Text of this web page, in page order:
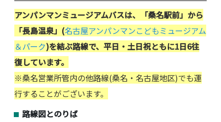
アンパンマンミュージアムバスは、「桑名駅前」から
「長島温泉」(名古屋アンパンマンこどもミュージアム
＆パーク)を結ぶ路線で、平日・土日祝ともに1日6往
復しています。
※桑名営業所管内の他路線(桑名・名古屋地区)でも運
行することがございます。
路線図とのりば